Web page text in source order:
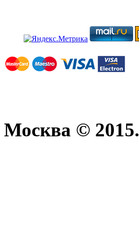
Москва © 2015.